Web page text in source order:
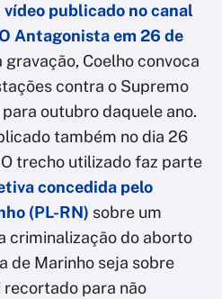
vídeo publicado no canal
Antagonista em 26 de
gravação, Coelho convoca
contra o Supremo
outubro daquele ano.
também no dia 26
trecho utilizado faz parte
concedida pelo
(PL-RN) sobre um
criminalização do aborto
de Marinho seja sobre
recortado para não